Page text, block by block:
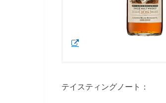
テイスティングノート：